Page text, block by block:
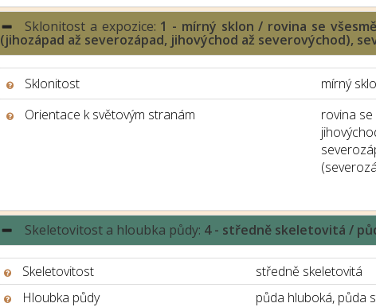
Sklonitost a expozice: 1 - mírný sklon / rovina se
(jihozápad až severozápad, jihovýchod až severovýchod),
Sklonitost mírný
Orientace k světovým stranám
rovina
Skeletovitost a hloubka půdy: 4 - středně skeletovitá /
Skeletovitost středně skeletovitá
Hloubka půdy
půda hluboká, půda